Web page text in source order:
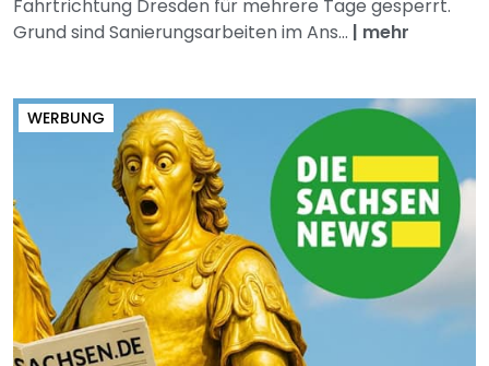
Fahrtrichtung Dresden für mehrere Tage gesperrt.
Grund sind Sanierungsarbeiten im Ans... | mehr
WERBUNG